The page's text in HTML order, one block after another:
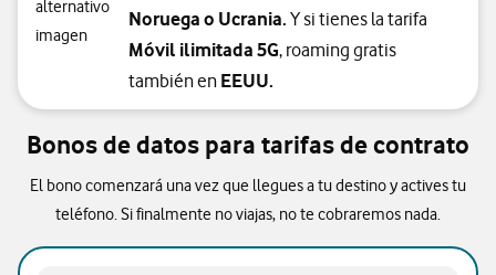
Noruega o Ucrania. Y si tienes la tarifa
Móvil ilimitada 5G, roaming gratis
también en EEUU.
Bonos de datos para tarifas de contrato
El bono comenzará una vez que llegues a tu destino y actives tu
teléfono. Si finalmente no viajas, no te cobraremos nada.